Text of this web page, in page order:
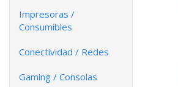
Impresoras /
Consumibles
Conectividad / Redes
Gaming / Consolas